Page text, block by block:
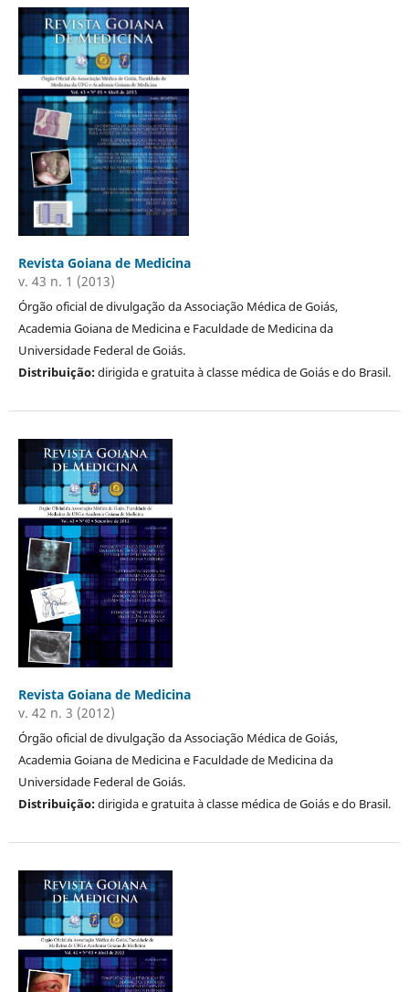
Revista Goiana de Medicina
v. 43 n. 1 (2013)
Órgão oficial de divulgação da Associação Médica de Goiás,
Academia Goiana de Medicina e Faculdade de Medicina da
Universidade Federal de Goiás.
Distribuição:dirigida e gratuita à classe médica de Goiás e do Brasil.
Revista Goiana de Medicina
v. 42 n. 3 (2012)
Órgão oficial de divulgação da Associação Médica de Goiás,
Academia Goiana de Medicina e Faculdade de Medicina da
Universidade Federal de Goiás.
Distribuição:dirigida e gratuita à classe médica de Goiás e do Brasil.